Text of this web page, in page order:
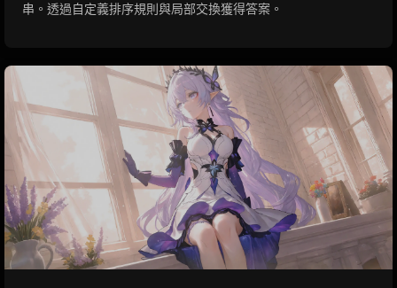
串。透過自定義排序規則與局部交換獲得答案。